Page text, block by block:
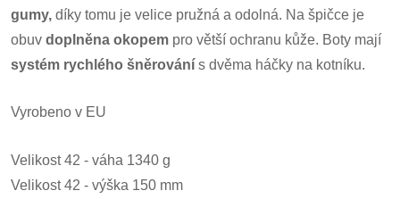
gumy, díky tomu je velice pružná a odolná. Na špičce je
obuv doplněna okopem pro větší ochranu kůže. Boty mají
systém rychlého šněrování s dvěma háčky na kotníku.
Vyrobeno v EU
Velikost 42 - váha 1340 g
Velikost 42 - výška 150 mm